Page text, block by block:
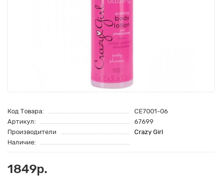
Код Товара:
CE7001-06
Артикул:
67699
Производители
Crazy Girl
Наличие:
1849р.